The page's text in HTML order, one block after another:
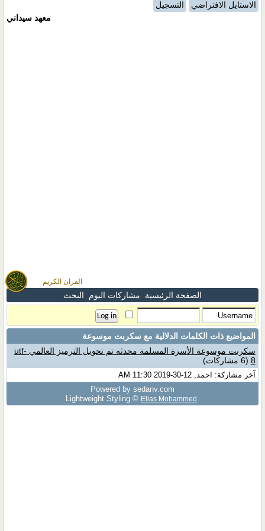
القران الكريم
الاستايل الافتراضي
التسجيل
معهد سيداني
الصفحة الرئيسية مشاركات اليوم البحث
المواضيع ذات الكلمات الدلالية مع سكربت موسوعة
سكربت موسوعة الأسرة المسلمة محدثه تم تحويل الترميز العالمي utf-
8 (6 مشاركات)
آخر مشاركة: احمد, 12-30-2019 11:30 AM
Powered by sedany.com
Lightweight Styling © Elias Mohammed